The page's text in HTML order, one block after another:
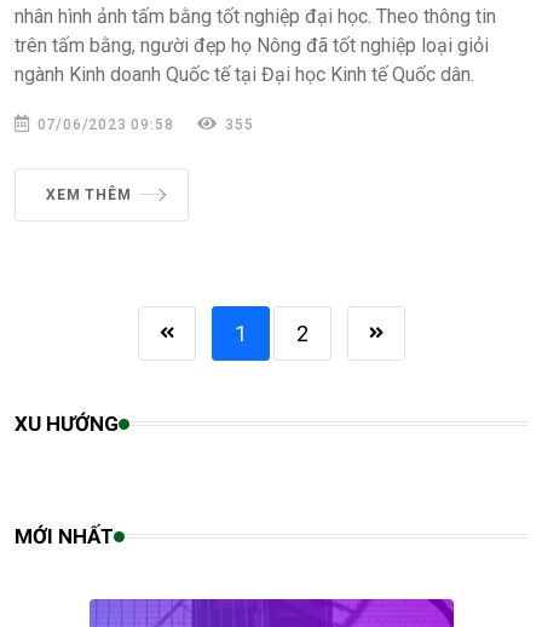
nhân hình ảnh tấm bằng tốt nghiệp đại học. Theo thông tin
trên tấm bằng, người đẹp họ Nông đã tốt nghiệp loại giỏi
ngành Kinh doanh Quốc tế tại Đại học Kinh tế Quốc dân.
07/06/2023 09:58 355
XEM THÊM
1 2
XU HƯỚNG
MỚI NHẤT